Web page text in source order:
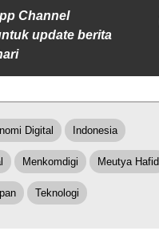
Channel
update berita
Digital Indonesia
Menkomdigi Meutya Hafid
Teknologi